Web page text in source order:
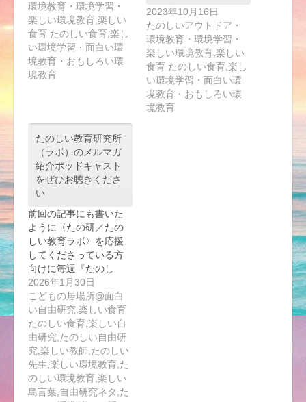
環境教育・環境学習・
楽しい環境教育,楽しい
食育 たのしい食育,楽し
い環境学習・面白い環
境教育・おもしろい環
境教育
2023年10月16日
たのしいアウトドア・
環境教育・環境学習・
楽しい環境教育,楽しい
食育 たのしい食育,楽し
い環境学習・面白い環
境教育・おもしろい環
境教育
たのしい教育研究所
（ラボ）のメルマガ
紹介ポッドキャスト
をぜひお聴きくださ
い
前回の記事にも書いた
ように〈たの研／たの
しい教育ラボ〉を応援
してくださっている方
向けに毎週『たのし
い…
2026年1月30日
こどもの居場所@面白
い自由研究,楽しい食育
たのしい食育,楽しい自
由研究,たのしい自由研
究,楽しい教師,たのしい
先生,楽しい環境教育,た
のしい環境教育,楽しい
島言葉,自由研究ネタ,た